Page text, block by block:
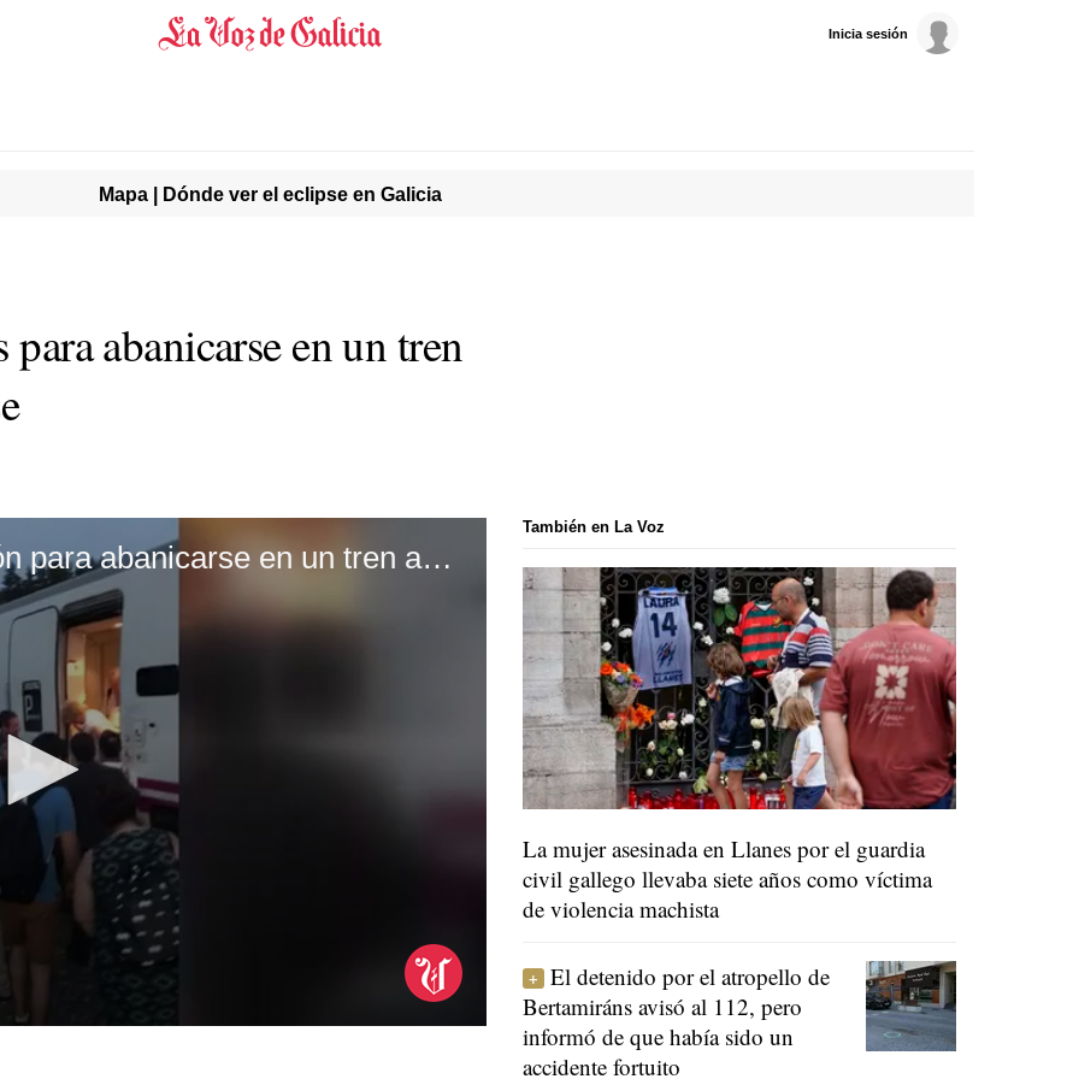
Inicia sesión
Mapa | Dónde ver el eclipse en Galicia
abanicarse en un tren
Renfe reparte platos de cartón para abanicarse en un tren averiado en Ourense
También en La Voz
La mujer asesinada en Llanes por el guardia
civil gallego llevaba siete años como víctima
de violencia machista
El detenido por el atropello de
Bertamiráns avisó al 112, pero
informó de que había sido un
accidente fortuito